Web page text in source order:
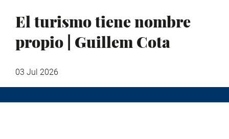
El turismo tiene nombre
propio | Guillem Cota
03 Jul 2026